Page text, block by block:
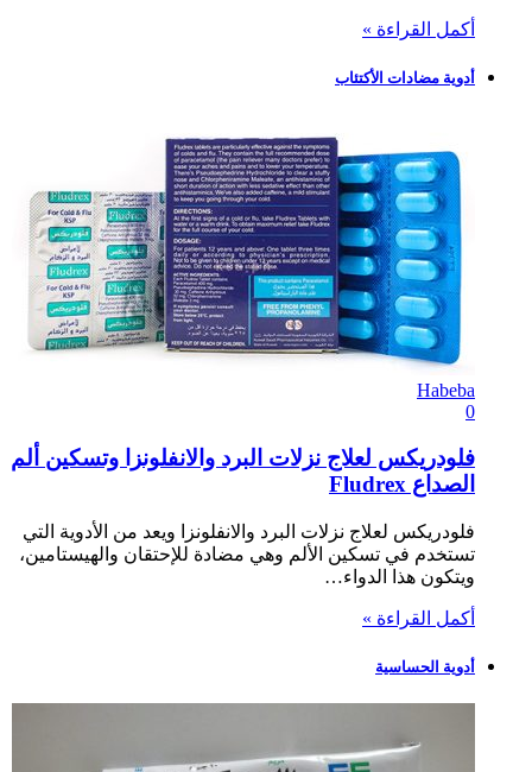
أكمل القراءة »
أدوية مضادات الأكتئاب
Habeba
0
فلودريكس لعلاج نزلات البرد والانفلونزا وتسكين ألم
الصداع Fludrex
فلودريكس لعلاج نزلات البرد والانفلونزا ويعد من الأدوية التي
تستخدم في تسكين الألم وهي مضادة للإحتقان والهيستامين،
ويتكون هذا الدواء…
أكمل القراءة »
أدوية الحساسية